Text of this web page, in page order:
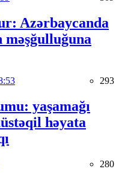
Azərbaycanda
məşğulluğuna
293
yaşamağı
həyata
280